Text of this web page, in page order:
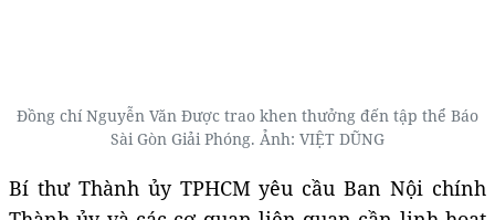
Đồng chí Nguyễn Văn Được trao khen thưởng đến tập thể Báo
Sài Gòn Giải Phóng. Ảnh: VIỆT DŨNG
Bí thư Thành ủy TPHCM yêu cầu Ban Nội chính